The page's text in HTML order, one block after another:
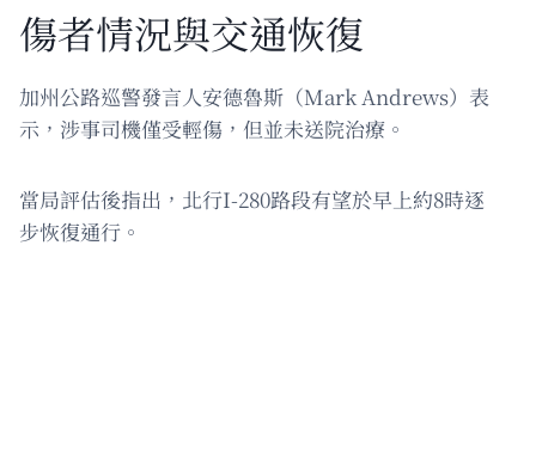
傷者情況與交通恢復
加州公路巡警發言人安德魯斯（Mark Andrews）表
示，涉事司機僅受輕傷，但並未送院治療。
當局評估後指出，北行I-280路段有望於早上約8時逐
步恢復通行。